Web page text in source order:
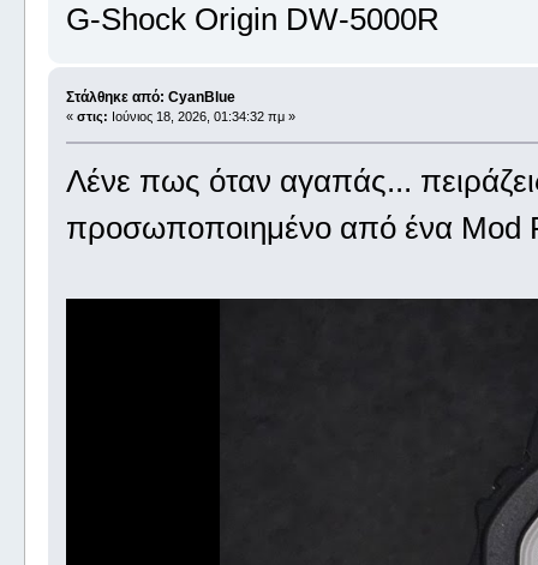
G-Shock Origin DW-5000R
Στάλθηκε από: CyanBlue
« στις: Ιούνιος 18, 2026, 01:34:32 πμ »
Λένε πως όταν αγαπάς...
προσωποποιημένο από ένα Mod